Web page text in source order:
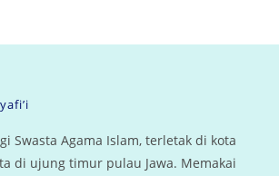
Swasta Agama Islam, terletak di kota
di ujung timur pulau Jawa. Memakai